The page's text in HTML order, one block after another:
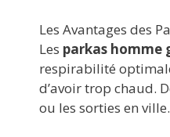
Les Avantages des
Les parkas homme
respirabilité
d’avoir trop chaud.
ou les sorties en ville.